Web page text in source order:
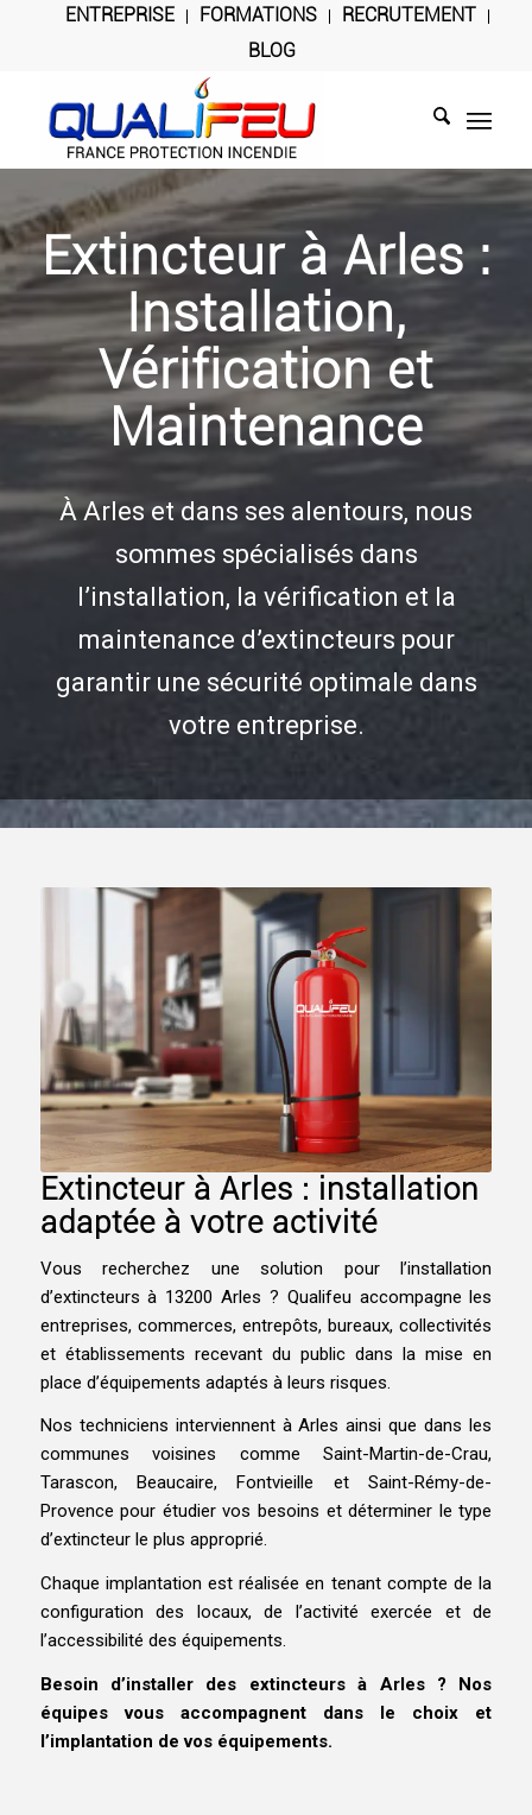
ENTREPRISE FORMATIONS
RECRUTEMENT
BLOG
Extincteur à Arles :
Installation,
Vérification et
Maintenance
À Arles et dans ses alentours, nous
sommes spécialisés dans
l’installation, la vérification et la
maintenance d’extincteurs pour
garantir une sécurité optimale dans
votre entreprise.
Extincteur à Arles : installation
adaptée à votre activité
Vous recherchez une solution pour l’installation
d’extincteurs à 13200 Arles ? Qualifeu accompagne les
entreprises, commerces, entrepôts, bureaux, collectivités
et établissements recevant du public dans la mise en
place d’équipements adaptés à leurs risques.
Nos techniciens interviennent à Arles ainsi que dans les
communes voisines comme Saint-Martin-de-Crau,
Tarascon, Beaucaire, Fontvieille et Saint-Rémy-de-
Provence pour étudier vos besoins et déterminer le type
d’extincteur le plus approprié.
Chaque implantation est réalisée en tenant compte de la
configuration des locaux, de l’activité exercée et de
l’accessibilité des équipements.
Besoin d’installer des extincteurs à Arles ? Nos
équipes vous accompagnent dans le choix et
l’implantation de vos équipements.